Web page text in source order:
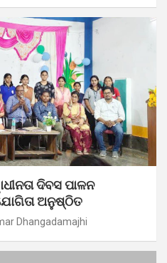
ଦିବସ ପାଳନ
ଅନୁଷ୍ଠିତ
Dhangadamajhi